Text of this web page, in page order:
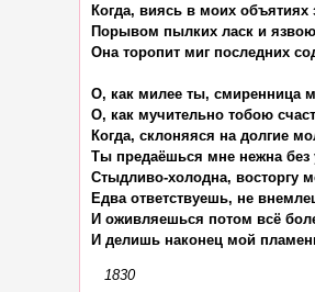
Когда, виясь в моих объятиях
Порывом пылких ласк и
Она торопит миг последних
О, как милее ты, смиренница
О, как мучительно тобою
Когда, склоняяся на долгие
Ты предаёшься мне нежна без
Стыдливо-холодна, восторгу
Едва ответствуешь, не
И оживляешься потом всё
1830